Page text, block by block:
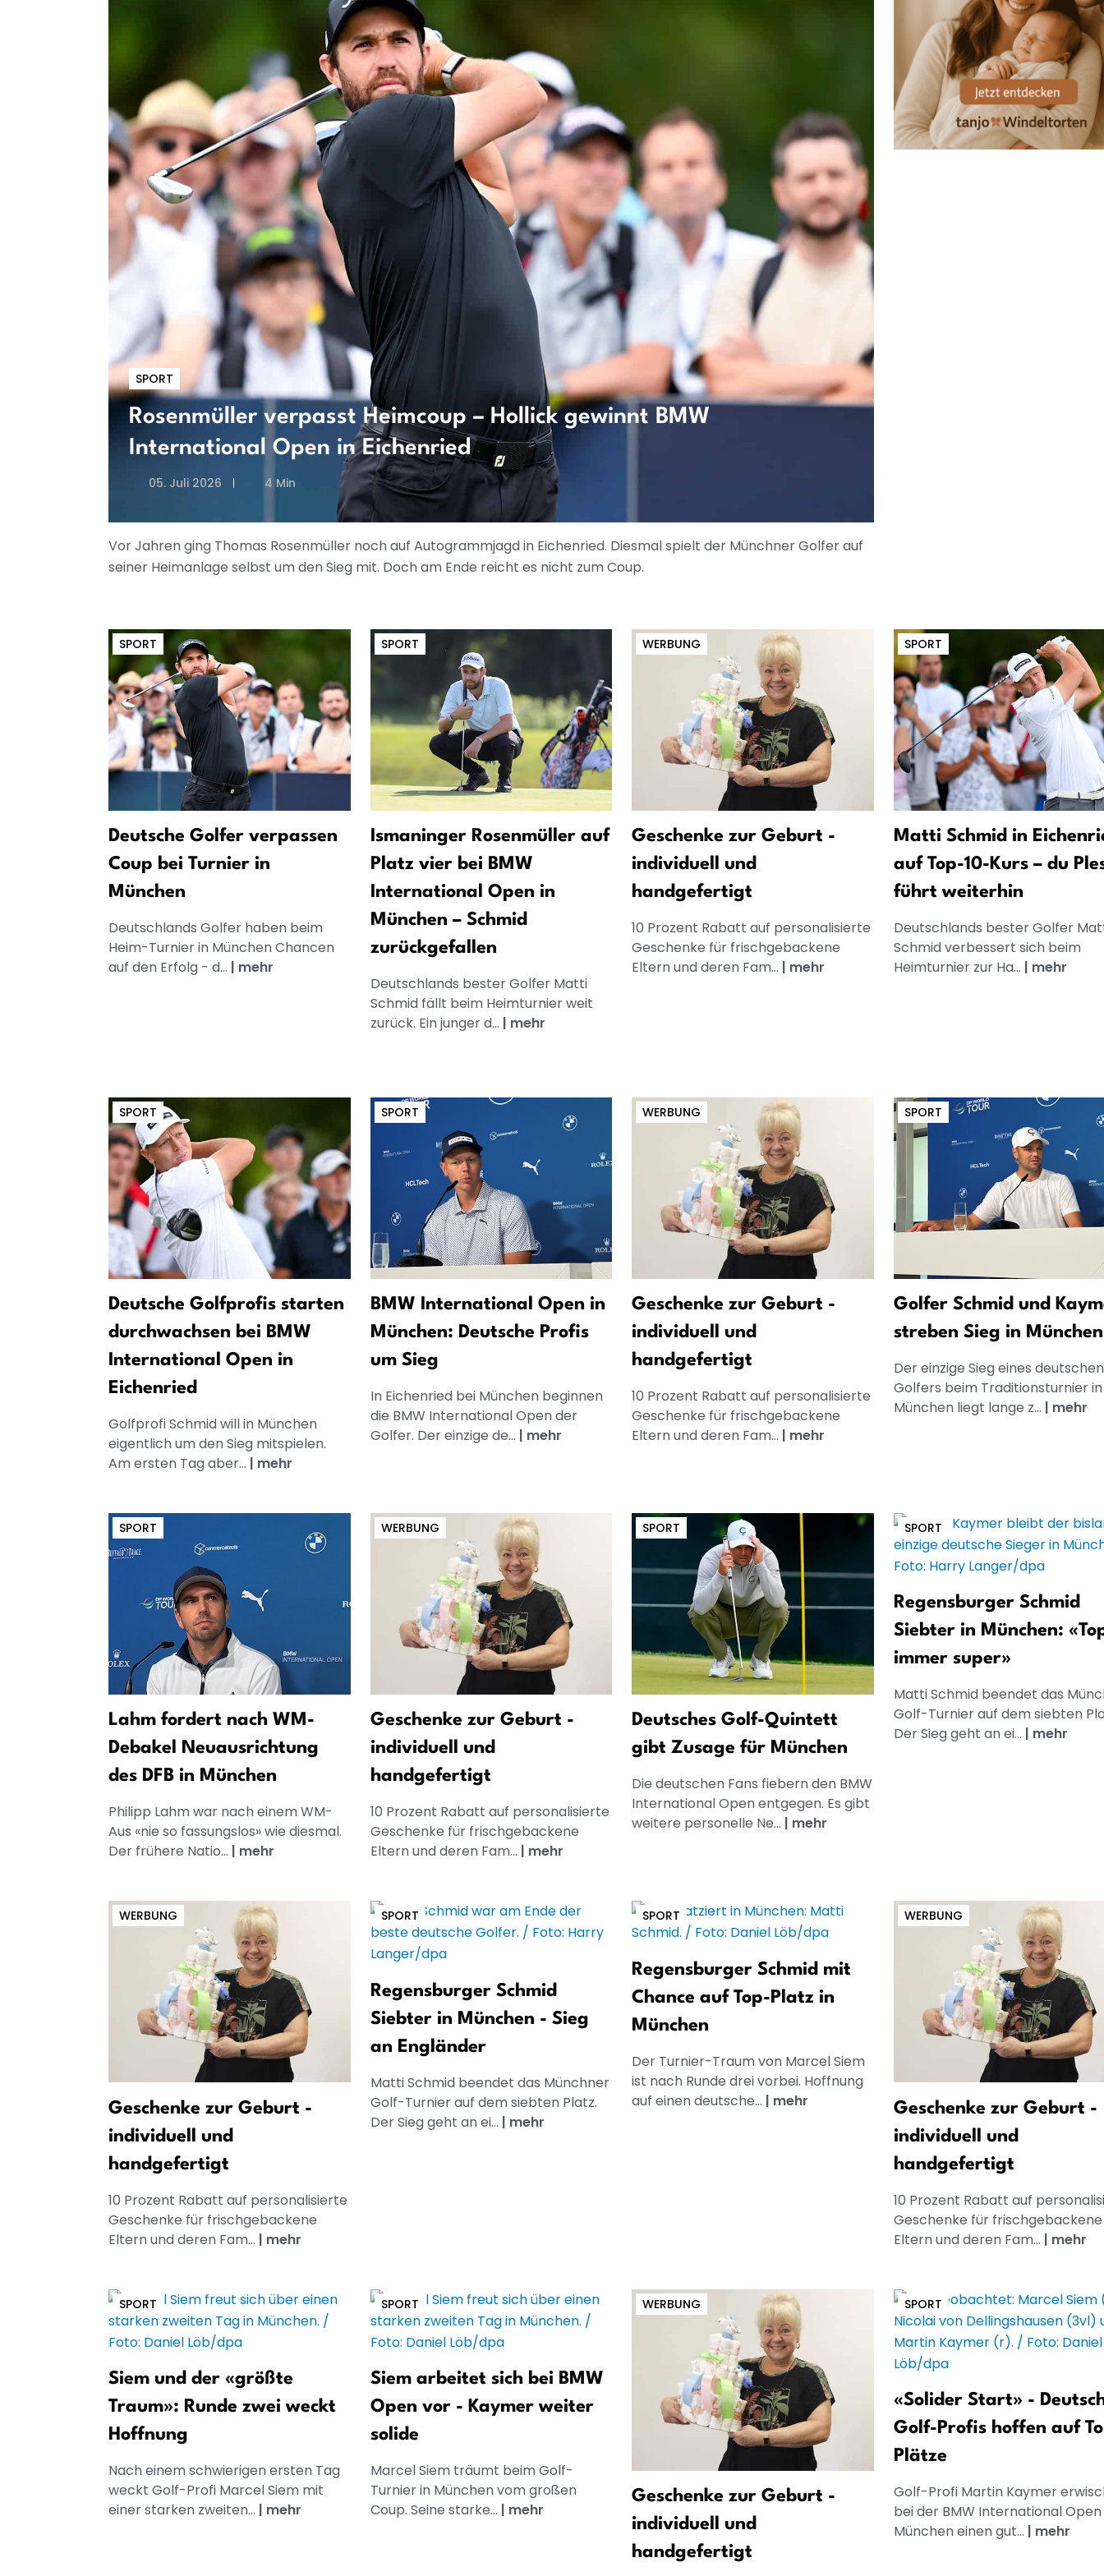
SPORT
Rosenmüller verpasst Heimcoup – Hollick gewinnt BMW
International Open in Eichenried
05. Juli 2026 4 Min
Vor Jahren ging Thomas Rosenmüller noch auf Autogrammjagd in Eichenried. Diesmal spielt der Münchner Golfer auf
seiner Heimanlage selbst um den Sieg mit. Doch am Ende reicht es nicht zum Coup.
SPORT
Deutsche Golfer verpassen
Coup bei Turnier in
München
Deutschlands Golfer haben beim
Heim-Turnier in München Chancen
auf den Erfolg - d... | mehr
SPORT
Ismaninger Rosenmüller auf
Platz vier bei BMW
International Open in
München – Schmid
zurückgefallen
Deutschlands bester Golfer Matti
Schmid fällt beim Heimturnier weit
zurück. Ein junger d... | mehr
WERBUNG
Geschenke zur Geburt -
individuell und
handgefertigt
10 Prozent Rabatt auf personalisierte
Geschenke für frischgebackene
Eltern und deren Fam... | mehr
SPORT
Matti Schmid in
auf Top-10-Kurs – du
führt weiterhin
Deutschlands bester Golfer
Schmid verbessert sich beim
Heimturnier zur Ha... | mehr
SPORT
Deutsche Golfprofis starten
durchwachsen bei BMW
International Open in
Eichenried
Golfprofi Schmid will in München
eigentlich um den Sieg mitspielen.
Am ersten Tag aber... | mehr
SPORT
BMW International Open in
München: Deutsche Profis
um Sieg
In Eichenried bei München beginnen
die BMW International Open der
Golfer. Der einzige de... | mehr
WERBUNG
Geschenke zur Geburt -
individuell und
handgefertigt
10 Prozent Rabatt auf personalisierte
Geschenke für frischgebackene
Eltern und deren Fam... | mehr
SPORT
Golfer Schmid und
streben Sieg in
Der einzige Sieg eines deutschen
Golfers beim Traditionsturnier in
München liegt lange z... | mehr
SPORT
Lahm fordert nach WM-
Debakel Neuausrichtung
des DFB in München
Philipp Lahm war nach einem WM-
Aus «nie so fassungslos» wie diesmal.
Der frühere Natio... | mehr
WERBUNG
Geschenke zur Geburt -
individuell und
handgefertigt
10 Prozent Rabatt auf personalisierte
Geschenke für frischgebackene
Eltern und deren Fam... | mehr
SPORT
Deutsches Golf-Quintett
gibt Zusage für München
Die deutschen Fans fiebern den BMW
International Open entgegen. Es gibt
weitere personelle Ne... | mehr
SPORT
Regensburger Schmid
Siebter in München:
immer super»
Matti Schmid beendet das
Golf-Turnier auf dem siebten
Der Sieg geht an ei... | mehr
WERBUNG
Geschenke zur Geburt -
individuell und
handgefertigt
10 Prozent Rabatt auf personalisierte
Geschenke für frischgebackene
Eltern und deren Fam... | mehr
SPORT
Regensburger Schmid
Siebter in München - Sieg
an Engländer
Matti Schmid beendet das Münchner
Golf-Turnier auf dem siebten Platz.
Der Sieg geht an ei... | mehr
SPORT
Regensburger Schmid mit
Chance auf Top-Platz in
München
Der Turnier-Traum von Marcel Siem
ist nach Runde drei vorbei. Hoffnung
auf einen deutsche... | mehr
WERBUNG
Geschenke zur Geburt -
individuell und
handgefertigt
10 Prozent Rabatt auf
Geschenke für frischgebackene
Eltern und deren Fam... | mehr
SPORT
Siem und der «größte
Traum»: Runde zwei weckt
Hoffnung
Nach einem schwierigen ersten Tag
weckt Golf-Profi Marcel Siem mit
einer starken zweiten... | mehr
SPORT
Siem arbeitet sich bei BMW
Open vor - Kaymer weiter
solide
Marcel Siem träumt beim Golf-
Turnier in München vom großen
Coup. Seine starke... | mehr
WERBUNG
Geschenke zur Geburt -
individuell und
handgefertigt
SPORT
«Solider Start» -
Golf-Profis hoffen auf
Plätze
Golf-Profi Martin Kaymer
bei der BMW International Open
München einen gut... | mehr